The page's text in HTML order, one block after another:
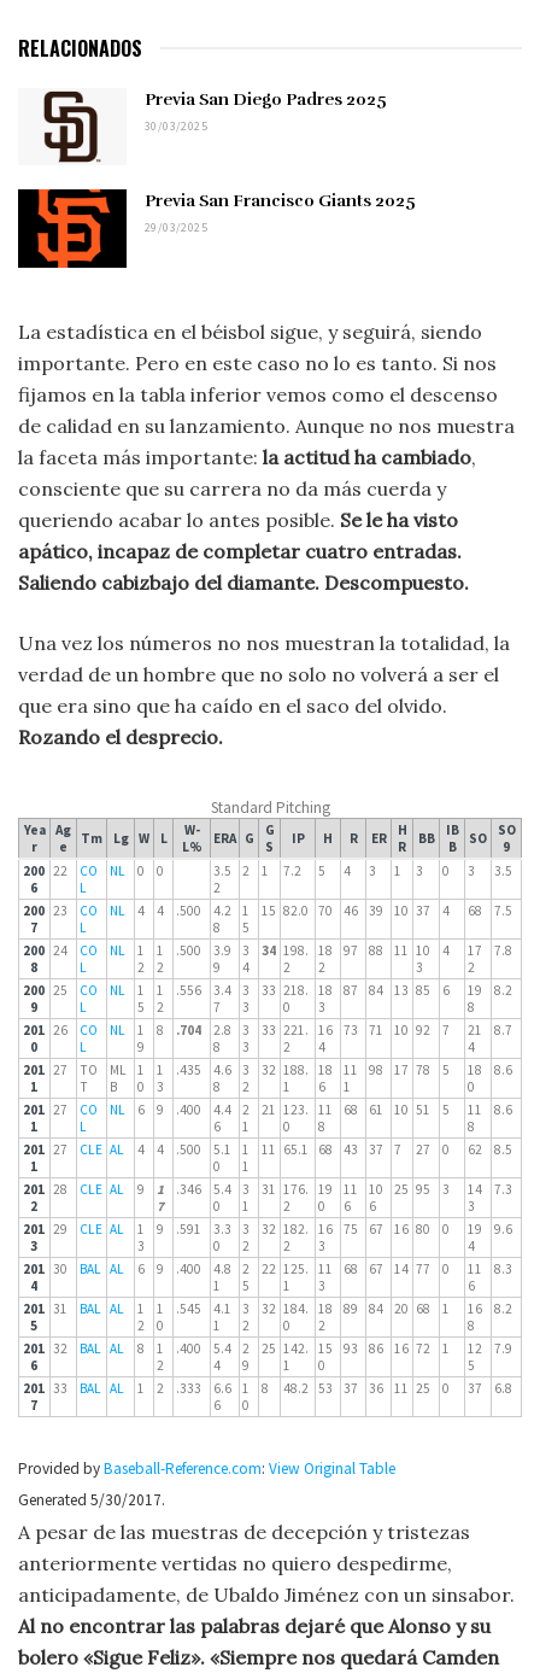
RELACIONADOS
Previa San Diego Padres 2025
30/03/2025
Previa San Francisco Giants 2025
29/03/2025
La estadística en el béisbol sigue, y seguirá, siendo
importante. Pero en este caso no lo es tanto. Si nos
fijamos en la tabla inferior vemos como el descenso
de calidad en su lanzamiento. Aunque no nos muestra
la faceta más importante: la actitud ha cambiado,
consciente que su carrera no da más cuerda y
queriendo acabar lo antes posible. Se le ha visto
apático, incapaz de completar cuatro entradas.
Saliendo cabizbajo del diamante. Descompuesto.
Una vez los números no nos muestran la totalidad, la
verdad de un hombre que no solo no volverá a ser el
que era sino que ha caído en el saco del olvido.
Rozando el desprecio.
Standard Pitching
Yea
r
Ag
e
Tm Lg W L
W-
L%
ERA G
G
S
IP H R ER
H
R
BB
IB
B
SO
SO
9
200
6
22
CO
L
NL 0 0
3.5
2
2 1 7.2 5 4 3 1 3 0 3 3.5
200
7
23
CO
L
NL 4 4 .500
4.2
8
1
5
15 82.0 70 46 39 10 37 4 68 7.5
200
8
24
CO
L
NL
1
2
1
2
.500
3.9
9
3
4
34 198.
2
18
2
97 88 11
10
3
4
17
2
7.8
200
9
25
CO
L
NL
1
5
1
2
.556
3.4
7
3
3
33 218.
0
18
3
87 84 13 85 6
19
8
8.2
201
0
26
CO
L
NL
1
9
8 .704
2.8
8
3
3
33 221.
2
16
4
73 71 10 92 7
21
4
8.7
201
1
27
TO
T
ML
B
1
0
1
3
.435
4.6
8
3
2
32 188.
1
18
6
11
1
98 17 78 5
18
0
8.6
201
1
27
CO
L
NL 6 9 .400
4.4
6
2
1
21
123.
0
11
8
68 61 10 51 5
11
8
8.6
201
1
27 CLE AL 4 4 .500
5.1
0
1
1
11 65.1 68 43 37 7 27 0 62 8.5
201
2
28 CLE AL 9
1
7
.346
5.4
0
3
1
31
176.
2
19
0
11
6
10
6
25 95 3
14
3
7.3
201
3
29 CLE AL
1
3
9 .591
3.3
0
3
2
32 182.
2
16
3
75 67 16 80 0
19
4
9.6
201
4
30 BAL AL 6 9 .400
4.8
1
2
5
22 125.
1
11
3
68 67 14 77 0
11
6
8.3
201
5
31 BAL AL
1
2
1
0
.545
4.1
1
3
2
32 184.
0
18
2
89 84 20 68 1
16
8
8.2
201
6
32 BAL AL 8
1
2
.400
5.4
4
2
9
25 142.
1
15
0
93 86 16 72 1
12
5
7.9
201
7
33 BAL AL 1 2 .333
6.6
6
1
0
8 48.2 53 37 36 11 25 0 37 6.8
Provided byBaseball-Reference.com: View Original Table
Generated 5/30/2017.
A pesar de las muestras de decepción y tristezas
anteriormente vertidas no quiero despedirme,
anticipadamente, de Ubaldo Jiménez con un sinsabor.
Al no encontrar las palabras dejaré que Alonso y su
bolero «Sigue Feliz». «Siempre nos quedará Camden